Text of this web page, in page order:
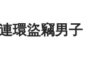
環盜竊男子